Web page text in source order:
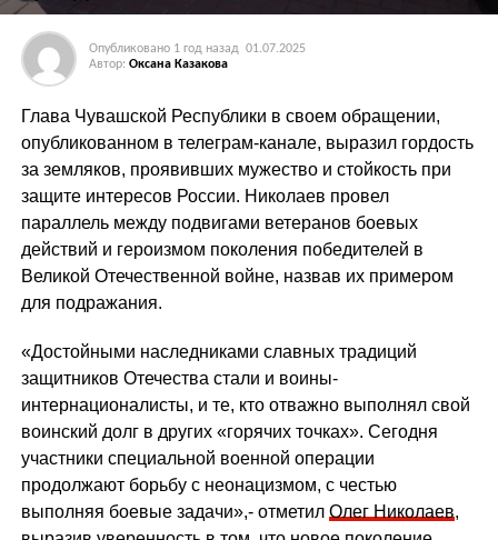
Опубликовано 1 год назад 01.07.2025
Автор: Оксана Казакова
Глава Чувашской Республики в своем обращении,
опубликованном в телеграм-канале, выразил гордость
за земляков, проявивших мужество и стойкость при
защите интересов России. Николаев провел
параллель между подвигами ветеранов боевых
действий и героизмом поколения победителей в
Великой Отечественной войне, назвав их примером
для подражания.
«Достойными наследниками славных традиций
защитников Отечества стали и воины-
интернационалисты, и те, кто отважно выполнял свой
воинский долг в других «горячих точках». Сегодня
участники специальной военной операции
продолжают борьбу с неонацизмом, с честью
выполняя боевые задачи»,- отметил Олег Николаев,